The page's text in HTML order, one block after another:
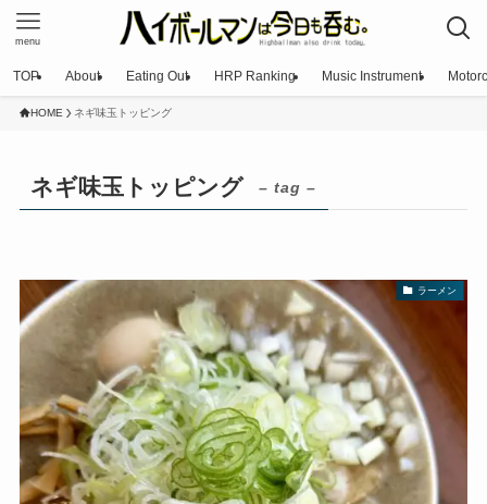
menu
TOP About Eating Out HRP Ranking Music Instrument
HOME ネギ味玉トッピング
ネギ味玉トッピング – tag –
ラーメン